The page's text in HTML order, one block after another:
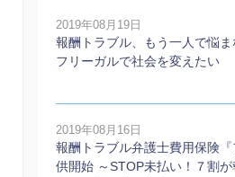
2019年08月19日
報酬トラブル、もう一人で悩ま
フリーガルで社会を変えたい
2019年08月16日
報酬トラブル弁護士費用保険
供開始 ～STOP未払い！７割